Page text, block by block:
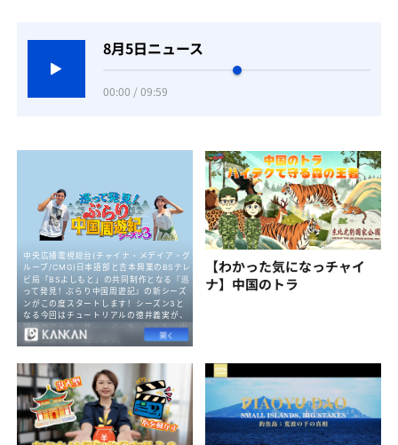
8月5日ニュース
00:00 / 09:59
【わかった気になっチャイ
ナ】中国のトラ